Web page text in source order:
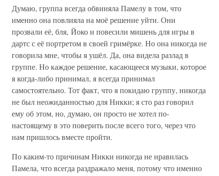
Думаю, группа всегда обвиняла Памелу в том, что
именно она повлияла на моё решение уйти. Они
прозвали её, бля, Йоко и повесили мишень для игры в
дартс с её портретом в своей гримёрке. Но она никогда не
говорила мне, чтобы я ушёл. Да, она видела разлад в
группе. Но каждое решение, касающееся музыки, которое
я когда-либо принимал, я всегда принимал
самостоятельно. Тот факт, что я покидаю группу, никогда
не был неожиданностью для Никки; я сто раз говорил
ему об этом, но, думаю, он просто не хотел по-
настоящему в это поверить после всего того, через что
нам пришлось вместе пройти.
По каким-то причинам Никки никогда не нравилась
Памела, что всегда раздражало меня, потому что именно